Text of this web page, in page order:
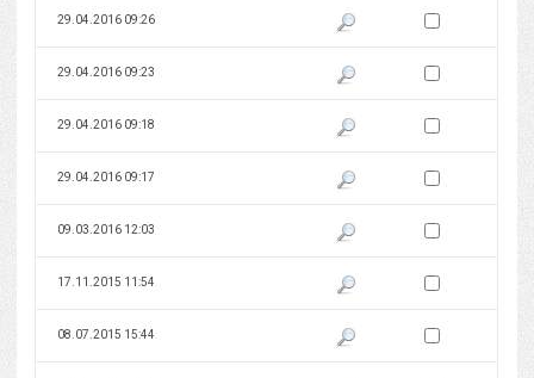
29.04.2016 09:26 Pokaż podgląd wersji z dnia
Zaznacz wersję do
29.04.2016 09:23 Pokaż podgląd wersji z dnia
Zaznacz wersję do
29.04.2016 09:18 Pokaż podgląd wersji z dnia
Zaznacz wersję do
29.04.2016 09:17 Pokaż podgląd wersji z dnia
Zaznacz wersję do
09.03.2016 12:03 Pokaż podgląd wersji z dnia
Zaznacz wersję do
17.11.2015 11:54 Pokaż podgląd wersji z dnia
Zaznacz wersję do
08.07.2015 15:44 Pokaż podgląd wersji z dnia
Zaznacz wersję do